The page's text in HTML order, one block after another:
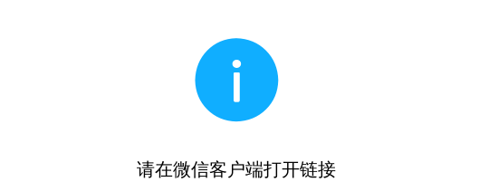
请在微信客户端打开链接